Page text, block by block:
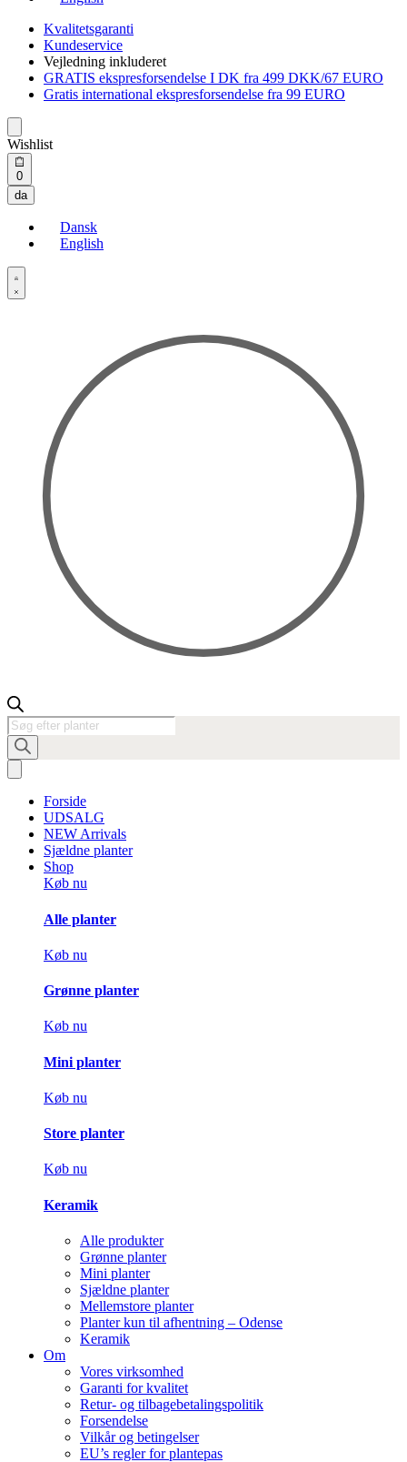
Kvalitetsgaranti
Kundeservice
Vejledning inkluderet
GRATIS ekspresforsendelse I DK fra 499 DKK/67 EURO
Gratis international ekspresforsendelse fra 99 EURO
Wishlist
0Open
cart
da
Dansk
English
Open
Account
details
Products
search
Forside
UDSALG
NEW Arrivals
Sjældne planter
Shop
Køb nu
Alle planter
Køb nu
Grønne planter
Køb nu
Mini planter
Køb nu
Store planter
Køb nu
Keramik
Alle produkter
Grønne planter
Mini planter
Sjældne planter
Mellemstore planter
Planter kun til afhentning – Odense
Keramik
Om
Vores virksomhed
Garanti for kvalitet
Retur- og tilbagebetalingspolitik
Forsendelse
Vilkår og betingelser
EU’s regler for plantepas